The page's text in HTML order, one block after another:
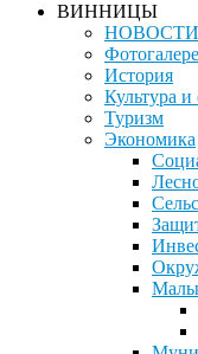
ВИННИЦЫ
НОВОСТИ
История
Культура и
Туризм
Экономика